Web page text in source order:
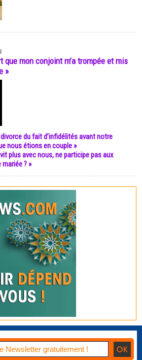
que mon conjoint m’a trompée et mis
»
divorce du fait d’infidélités avant notre
nous étions en couple »
plus avec nous, ne participe pas aux
? »